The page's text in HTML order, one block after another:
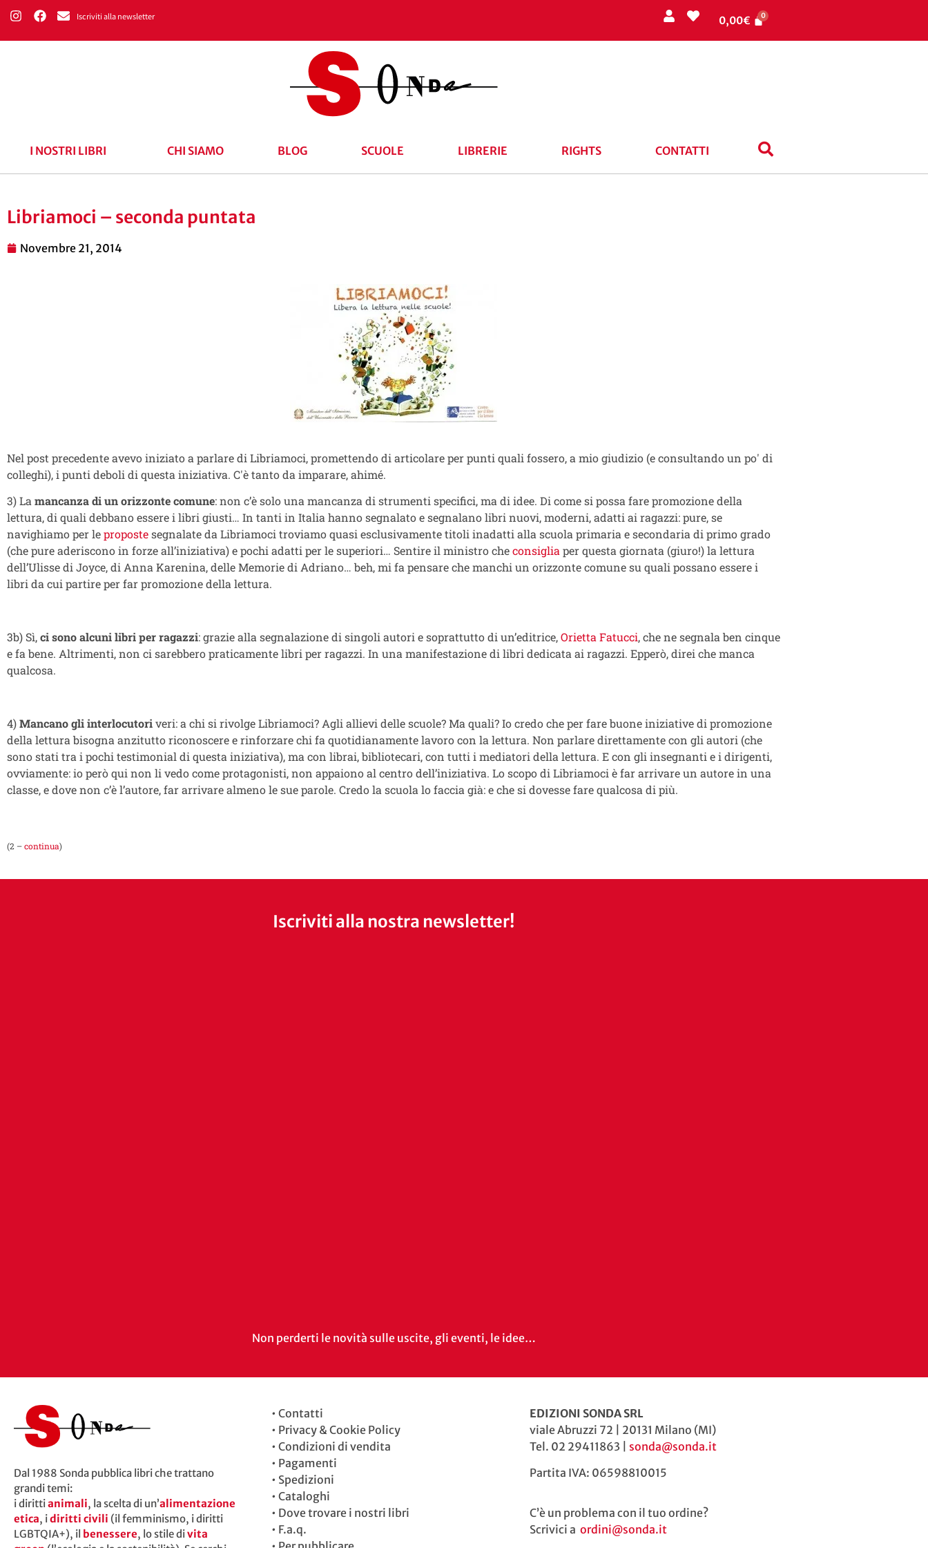
Iscriviti alla newsletter 0,00€
I NOSTRI LIBRI CHI SIAMO BLOG SCUOLE LIBRERIE RIGHTS CONTATTI
Libriamoci – seconda puntata
Novembre 21, 2014
Nel post precedente avevo iniziato a parlare di Libriamoci, promettendo di articolare per punti quali fossero, a mio giudizio (e consultando un po' di
colleghi), i punti deboli di questa iniziativa. C'è tanto da imparare, ahimé.
3) Lamancanza di un orizzonte comune: non c’è solo una mancanza di strumenti specifici, ma di idee. Di come si possa fare promozione della
lettura, di quali debbano essere i libri giusti… In tanti in Italia hanno segnalato e segnalano libri nuovi, moderni, adatti ai ragazzi: pure, se
navighiamo per lepropostesegnalate da Libriamoci troviamo quasi esclusivamente titoli inadatti alla scuola primaria e secondaria di primo grado
(che pure aderiscono in forze all’iniziativa) e pochi adatti per le superiori… Sentire il ministro checonsigliaper questa giornata (giuro!) la lettura
dell’Ulisse di Joyce, di Anna Karenina, delle Memorie di Adriano… beh, mi fa pensare che manchi un orizzonte comune su quali possano essere i
libri da cui partire per far promozione della lettura.
3b) Sì,ci sono alcuni libri per ragazzi: grazie alla segnalazione di singoli autori e soprattutto di un’editrice,Orietta Fatucci, che ne segnala ben cinque
e fa bene. Altrimenti, non ci sarebbero praticamente libri per ragazzi. In una manifestazione di libri dedicata ai ragazzi. Epperò, direi che manca
qualcosa.
4)Mancano gli interlocutoriveri: a chi si rivolge Libriamoci? Agli allievi delle scuole? Ma quali? Io credo che per fare buone iniziative di promozione
della lettura bisogna anzitutto riconoscere e rinforzare chi fa quotidianamente lavoro con la lettura. Non parlare direttamente con gli autori (che
sono stati tra i pochi testimonial di questa iniziativa), ma con librai, bibliotecari, con tutti i mediatori della lettura. E con gli insegnanti e i dirigenti,
ovviamente: io però qui non li vedo come protagonisti, non appaiono al centro dell’iniziativa. Lo scopo di Libriamoci è far arrivare un autore in una
classe, e dove non c’è l’autore, far arrivare almeno le sue parole. Credo la scuola lo faccia già: e che si dovesse fare qualcosa di più.
(2 –continua)
Iscriviti alla nostra newsletter!
Non perderti le novità sulle uscite, gli eventi, le idee…
Dal 1988 Sonda pubblica libri che trattano
grandi temi:
i dirittianimali, la scelta di un’alimentazione
etica, idiritti civili (il femminismo, i diritti
LGBTQIA+), il benessere, lo stile divita
•Contatti
• Privacy & Cookie Policy
•Condizioni di vendita
• Pagamenti
• Spedizioni
•Cataloghi
• Dove trovare i nostri libri
• F.a.q.
EDIZIONI SONDA SRL
viale Abruzzi 72 | 20131 Milano (MI)
Tel. 02 29411863 | sonda@sonda.it
Partita IVA: 06598810015
C’è un problema con il tuo ordine?
Scrivici a ordini@sonda.it